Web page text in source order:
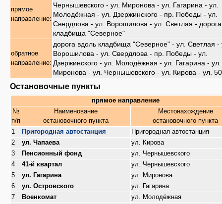
прямое
направление:
Чернышевского - ул. Миронова - ул. Гагарина - ул.
Молодёжная - ул. Дзержинского - пр. Победы - ул.
Свердлова - ул. Ворошилова - ул. Светлая -
кладбища "Северное"
обратное
направление:
дорога вдоль кладбища "Северное" - ул. Светлая -
Ворошилова - ул. Свердлова - пр. Победы - ул.
Дзержинского - ул. Молодёжная - ул. Гагарина - ул.
Миронова - ул. Чернышевского - ул. Кирова - ул.
Остановочные пункты
прямое направление
№
п/п
Наименование
остановочного пункта
Местонахождение
остановочного пункта
1
Пригородная автостанция
Пригородная автостанция
2
ул. Чапаева
ул. Кирова
3
Пенсионный фонд
ул. Чернышевского
4
41-й квартал
ул. Чернышевского
5
ул. Гагарина
ул. Миронова
6
ул. Островского
ул. Гагарина
7
Военкомат
ул. Молодёжная